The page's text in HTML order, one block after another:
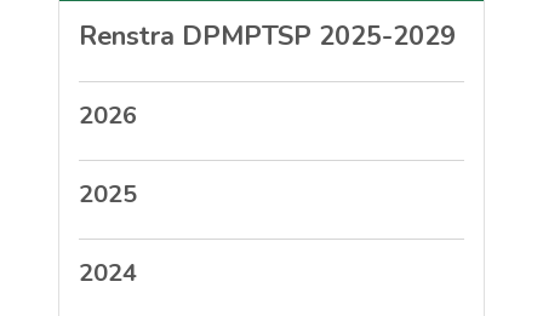
Renstra DPMPTSP 2025-2029
2026
2025
2024